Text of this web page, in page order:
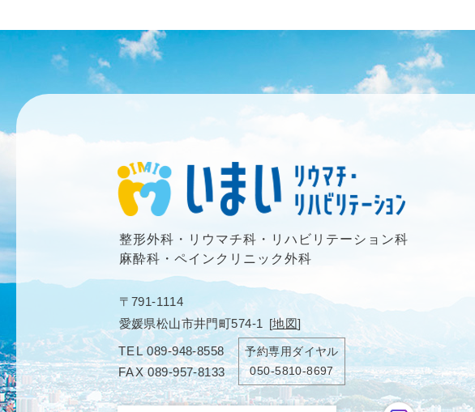
整形外科・リウマチ科・リハビリテーション科
麻酔科・ペインクリニック外科
〒791-1114
愛媛県松山市井門町574-1 [地図]
TEL 089-948-8558
FAX 089-957-8133
予約専用ダイヤル
050-5810-8697